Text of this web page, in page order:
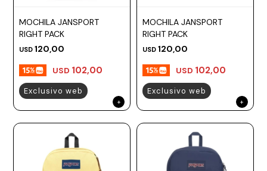
MOCHILA JANSPORT
RIGHT PACK
USD 120,00
USD 102,00
Exclusivo web
MOCHILA JANSPORT
RIGHT PACK
USD 120,00
USD 102,00
Exclusivo web